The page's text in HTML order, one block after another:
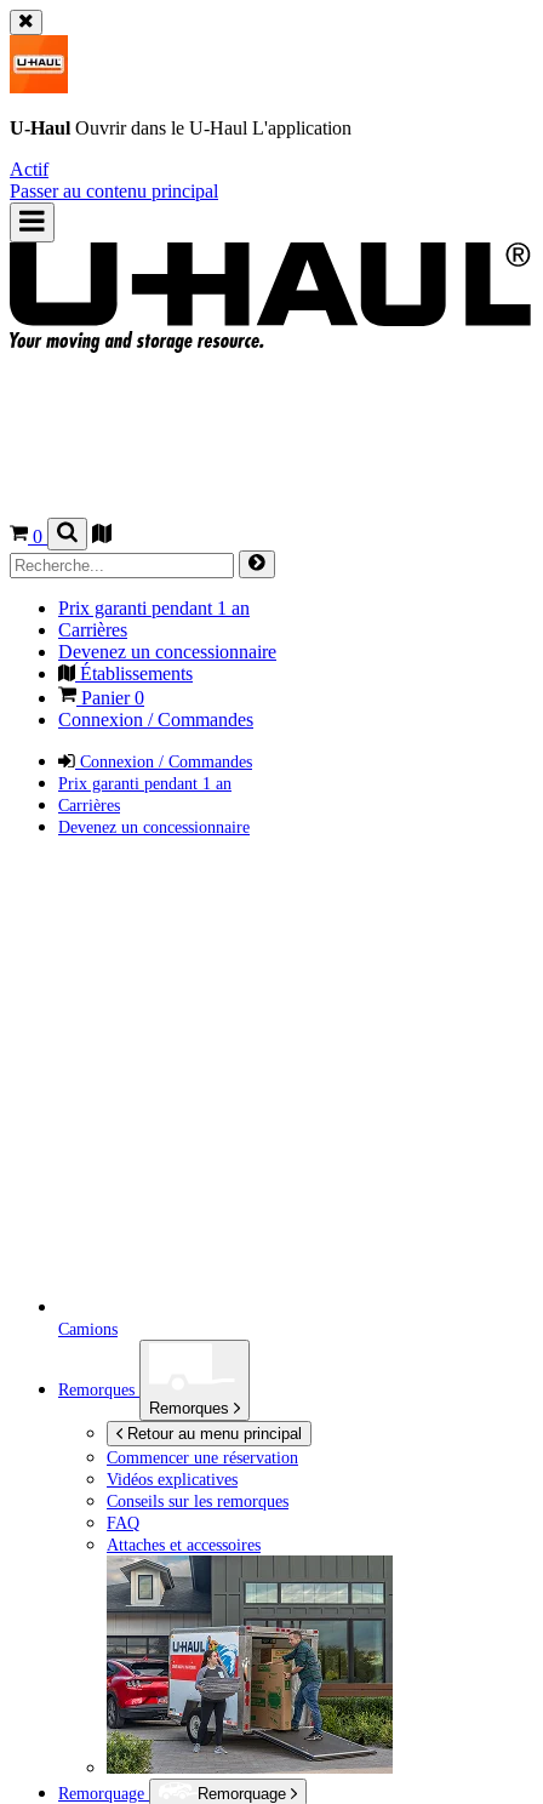
U-Haul Ouvrir dans le U-Haul L'application
Actif
Passer au contenu principal
0
Prix garanti pendant 1 an
Carrières
Devenez un concessionnaire
Établissements
Panier0
Connexion / Commandes
Connexion / Commandes
Prix garanti pendant 1 an
Carrières
Devenez un concessionnaire
Camions
Remorques
Remorques
Retour au menu principal
Commencer une réservation
Vidéos explicatives
Conseils sur les remorques
FAQ
Attaches et accessoires
Remorquage
Remorquage